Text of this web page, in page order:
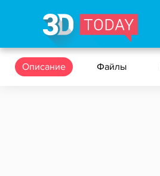
Описание Файлы